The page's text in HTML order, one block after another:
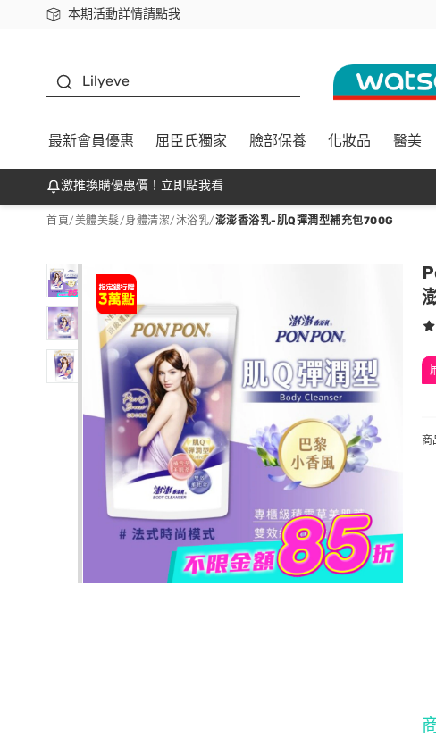
本期活動詳情請點我
下載app最高回饋$350
Lilyeve
最新會員優惠 屈臣氏獨家 臉部保養 化妝品 醫美
激推換購優惠價！立即點我看
首頁/美體美髮/身體清潔/沐浴乳/澎澎香浴乳-肌Q彈潤型補充包700G
商